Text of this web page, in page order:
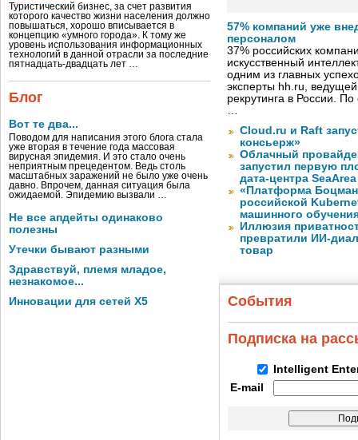
Туристический бизнес, за счет развития
которого качество жизни населения должно
повышаться, хорошо вписывается в
концепцию «умного города». К тому же
уровень использования информационных
технологий в данной отрасли за последние
пятнадцать-двадцать лет …
Блог
Вот те два...
Поводом для написания этого блога стала
уже вторая в течение года массовая
вирусная эпидемия. И это стало очень
неприятным прецедентом. Ведь столь
масштабных заражений не было уже очень
давно. Впрочем, данная ситуация была
ожидаемой. Эпидемию вызвали …
Не все апдейты одинаково
полезны
Утечки бывают разными
Здравствуй, племя младое,
незнакомое...
Инновации для сетей X5
57% компаний уже
персоналом
37% российских
искусственный
одним из главных
эксперты hh.ru,
рекрутинга в России.
…
Cloud.ru и Raft
консьерж»
Облачный
запустил первую
дата-центра
«Платформа
российской
машинного
Иллюзия
превратили ИИ-
товар
События
Подписка на
Intelligent
E-mail